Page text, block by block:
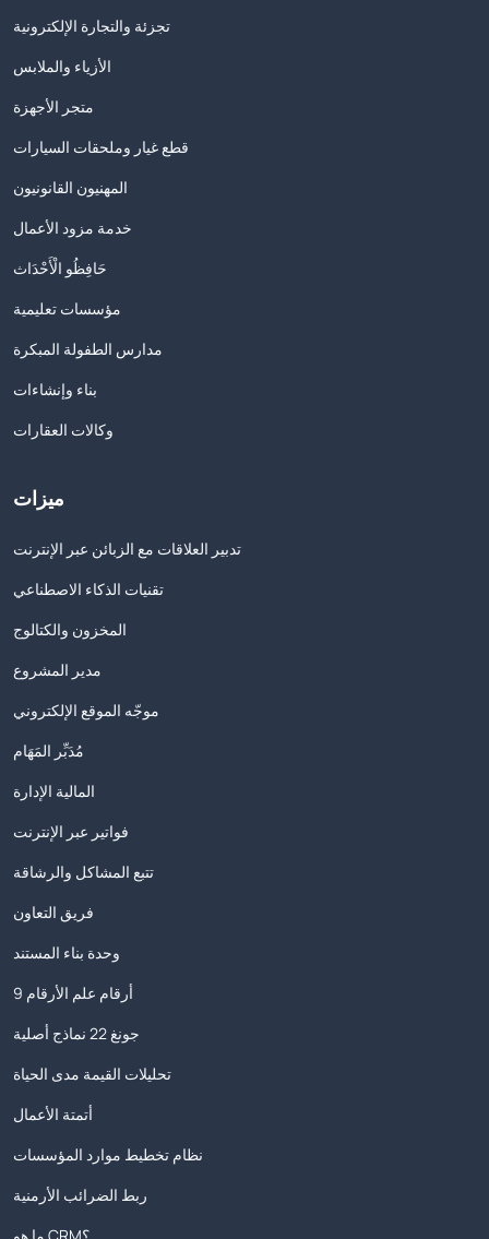
تجزئة والتجارة الإلكترونية
الأزياء والملابس
متجر الأجهزة
قطع غيار وملحقات السيارات
المهنيون القانونيون
خدمة مزود الأعمال
حَافِظُو الْأَحْدَاث
مؤسسات تعليمية
مدارس الطفولة المبكرة
بناء وإنشاءات
وكالات العقارات
ميزات
تدبير العلاقات مع الزبائن عبر الإنترنت
تقنيات الذكاء الاصطناعي
المخزون والكتالوج
مدير المشروع
موجّه الموقع الإلكتروني
مُدَبِّر المَهَام
المالية الإدارة
فواتير عبر الإنترنت
تتبع المشاكل والرشاقة
فريق التعاون
وحدة بناء المستند
9 أرقام علم الأرقام
جونغ 22 نماذج أصلية
تحليلات القيمة مدى الحياة
أتمتة الأعمال
نظام تخطيط موارد المؤسسات
ربط الضرائب الأرمنية